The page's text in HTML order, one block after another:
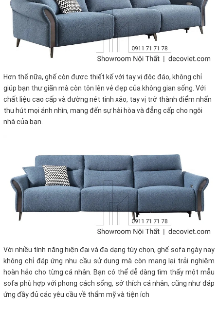
Hơn thế nữa, ghế còn được thiết kế với tay vị độc đáo, không chỉ
giúp bạn thư giãn mà còn tôn lên vẻ đẹp của không gian sống. Với
chất liệu cao cấp và đường nét tinh xảo, tay vị trở thành điểm nhấn
thu hút mọi ánh nhìn, mang đến sự hài hòa và đẳng cấp cho ngôi
nhà của bạn.
Với nhiều tính năng hiện đại và đa dạng tùy chọn, ghế sofa ngày nay
không chỉ đáp ứng nhu cầu sử dụng mà còn mang lại trải nghiệm
hoàn hảo cho từng cá nhân. Bạn có thể dễ dàng tìm thấy một mẫu
sofa phù hợp với phong cách sống, sở thích cá nhân, cũng như đáp
ứng đầy đủ các yêu cầu về thẩm mỹ và tiện ích